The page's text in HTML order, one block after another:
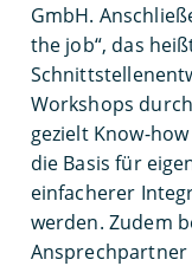
GmbH.
the job“, das
Workshops
gezielt Know-
die Basis für
einfacherer
werden. Zudem
Ansprechpartner